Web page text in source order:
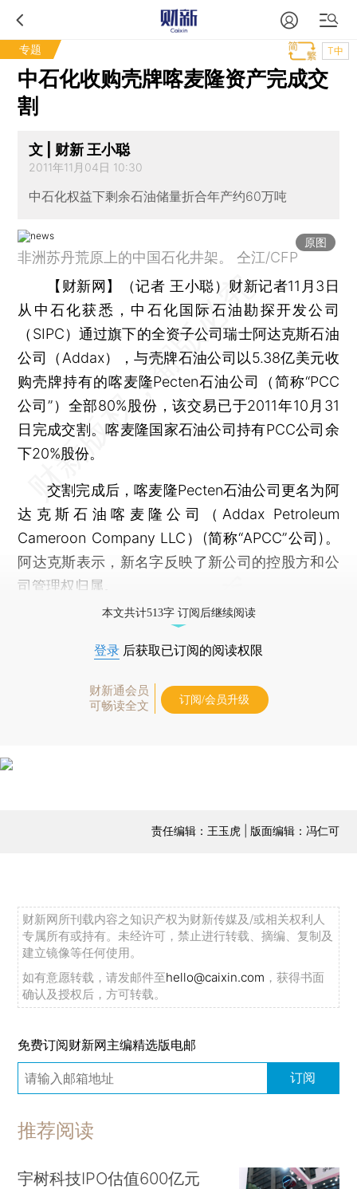
专题 T中
中石化收购壳牌喀麦隆资产完成交
割
文 | 财新 王小聪
2011年11月04日 10:30
中石化权益下剩余石油储量折合年产约60万吨
原图
非洲苏丹荒原上的中国石化井架。 仝江/CFP
【财新网】（记者 王小聪） 财新记者11月3日
从中石化获悉，中石化国际石油勘探开发公司
（SIPC）通过旗下的全资子公司瑞士阿达克斯石油
公司（Addax），与壳牌石油公司以5.38亿美元收
购壳牌持有的喀麦隆Pecten石油公司（简称“PCC
公司”）全部80%股份，该交易已于2011年10月31
日完成交割。喀麦隆国家石油公司持有PCC公司余
下20%股份。
交割完成后，喀麦隆Pecten石油公司更名为阿
达克斯石油喀麦隆公司（Addax Petroleum
Cameroon Company LLC）(简称“APCC”公司)。
阿达克斯表示，新名字反映了新公司的控股方和公
司管理权归属。
本文共计513字 订阅后继续阅读
登录 后获取已订阅的阅读权限
财新通会员
可畅读全文
订阅/会员升级
责任编辑：王玉虎 | 版面编辑：冯仁可
财新网所刊载内容之知识产权为财新传媒及/或相关权利人
专属所有或持有。未经许可，禁止进行转载、摘编、复制及
建立镜像等任何使用。
如有意愿转载，请发邮件至hello@caixin.com ，获得书面
确认及授权后，方可转载。
免费订阅财新网主编精选版电邮
订阅
推荐阅读
宇树科技IPO估值600亿元